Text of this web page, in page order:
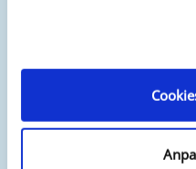
Dienste gesammelt
unseren Cookies, wenn